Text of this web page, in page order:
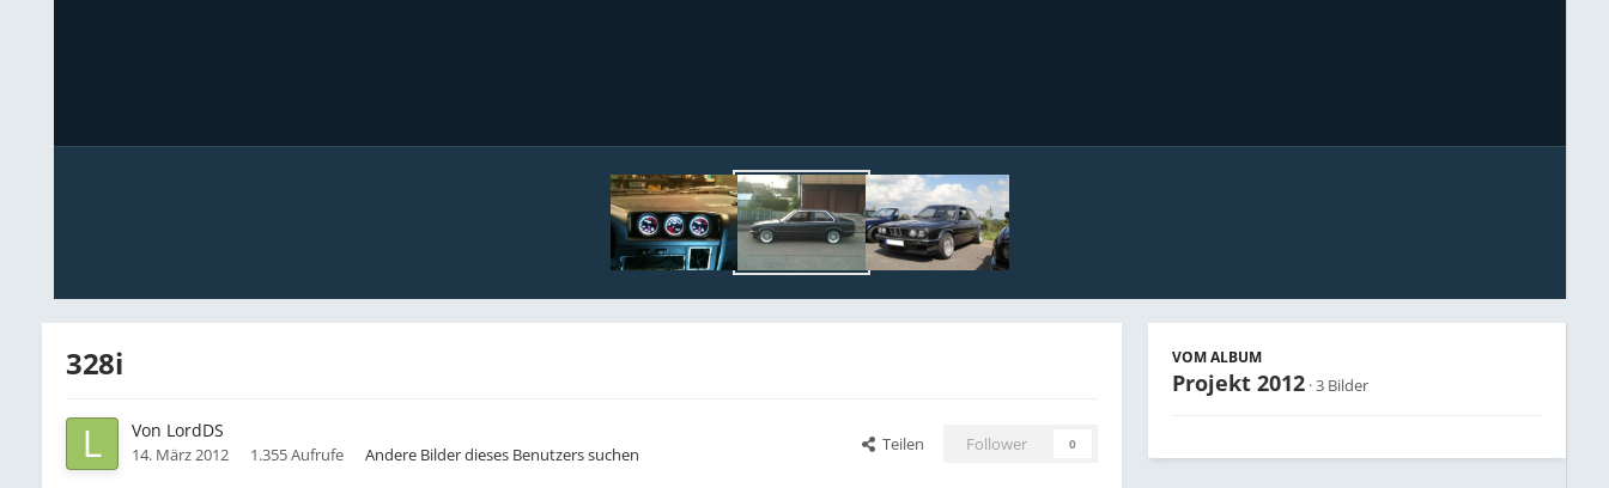
328i
Von LordDS
14. März 2012 1.355 Aufrufe Andere Bilder dieses Benutzers suchen
Teilen Follower 0
VOM ALBUM
Projekt 2012 · 3 Bilder